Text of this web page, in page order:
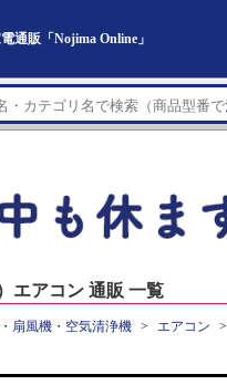
通販「Nojima Online」
エアコン 通販 一覧
扇風機・空気清浄機 エアコン